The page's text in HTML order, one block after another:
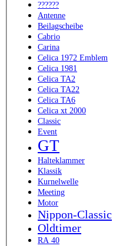
??????
Antenne
Beilagscheibe
Cabrio
Carina
Celica 1972 Emblem
Celica 1981
Celica TA2
Celica TA22
Celica TA6
Celica xt 2000
Classic
Event
GT
Halteklammer
Klassik
Kurnelwelle
Meeting
Motor
Nippon-Classic
Oldtimer
RA 40